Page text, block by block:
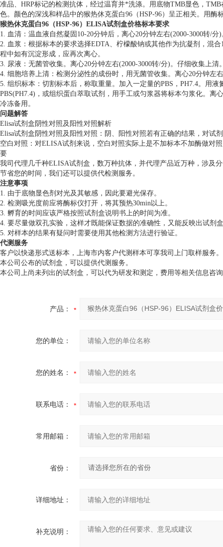
准品、HRP标记的检测抗体，经过温育并*洗涤。用底物TMB显色，
色。颜色的深浅和样品中的猴热休克蛋白96（HSP-96）呈正相关。用
猴热休克蛋白96（HSP-96）ELISA试剂盒价格标本要求
1. 血清：温血液自然凝固10-20分钟后，离心20分钟左右(2000-3000转/
2. 血浆：根据标本的要求选择EDTA、柠檬酸钠或其他作为抗凝剂，混
程中如有沉淀形成，应再次离心。
3. 尿液：无菌管收集。离心20分钟左右(2000-3000转/分)。仔细收集上
4. 细胞培养上清：检测分泌性的成份时，用无菌管收集。离心20分钟左
5. 组织标本：切割标本后，称取重量。加入一定量的PBS，PH7.4。用
PBS(PH7.4)，或组织蛋白萃取试剂，用手工或匀浆器将标本匀浆化。离
冷冻备用。
问题解答
Elisa试剂盒阴性对照及阳性对照解析
Elisa试剂盒阴性对照及阳性对照：阴、阳性对照若有正确的结果，对试
空白对照：对ELISA试剂来说，空白对照实际上是不加标本不加酶做对
要
我司代理几千种ELISA试剂盒，数万种抗体，并代理产品近万种，涉及
节省您的时间，我们还可以提供代检测服务。
注意事项
1. 由于底物显色剂对光及其敏感，因此要避光保存。
2. 检测吸光度前应将酶标仪打开，将其预热30min以上。
3. 孵育的时间应该严格按照试剂盒说明书上的时间为准。
4. 要尽量做双孔实验，这样才既能保证数据的准确性，又能反映出试剂
5. 对样本的结果有疑问时需要使用其他检测方法进行验证。
​代测服务
客户以快递形式送标本，上海市内客户代测样本可享我司上门取样服务。
本公司公布的试剂盒，可以提供代测服务。
本公司上尚未列出的试剂盒，可以代为研发和测定，费用等相关信息咨
产品：
您的单位：
您的姓名：
联系电话：
常用邮箱：
省份：
详细地址：
补充说明：